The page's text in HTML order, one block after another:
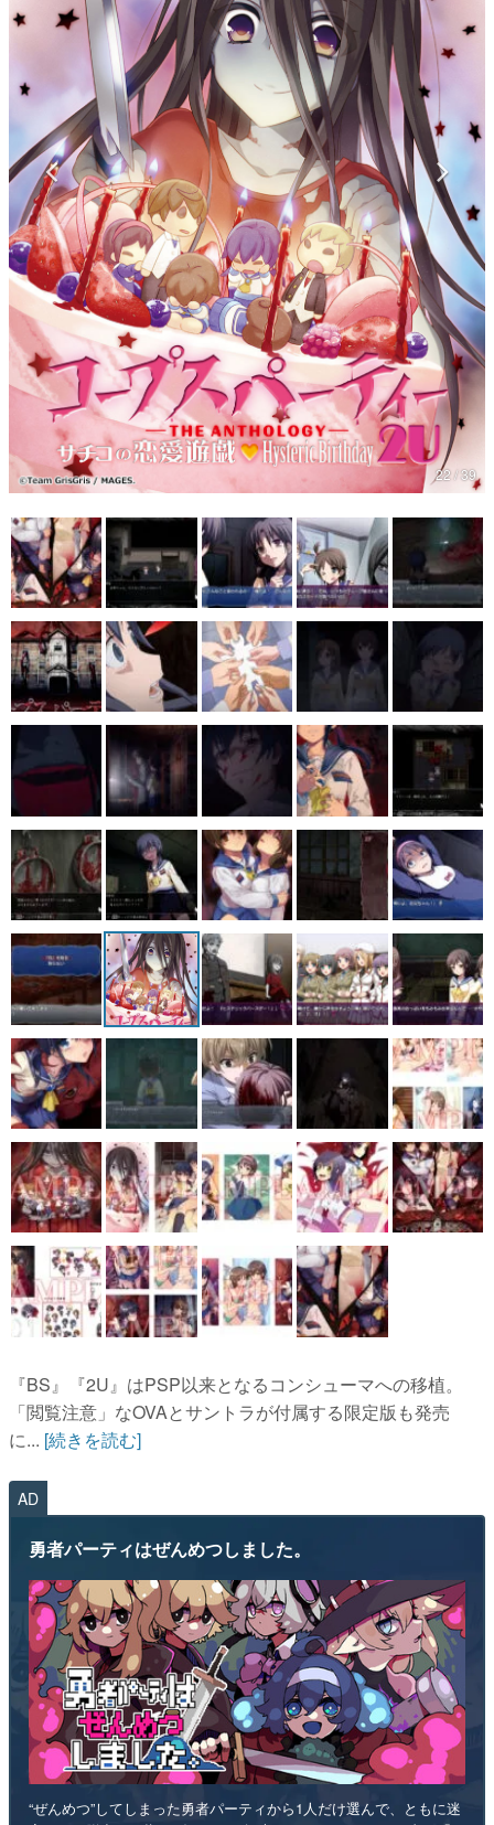
その他
電ファミニコゲーマーとは？
運営：株式会社マレ
22 / 39
『BS』『2U』はPSP以来となるコンシューマへの移植。
「閲覧注意」なOVAとサントラが付属する限定版も発売
に... [続きを読む]
AD
勇者パーティはぜんめつしました。
“ぜんめつ”してしまった勇者パーティから1人だけ選んで、ともに迷